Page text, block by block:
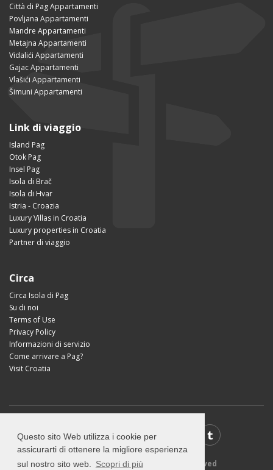
Questo sito Web utilizza i cookie per
assicurarti di ottenere la migliore esperienza
sul nostro sito web.
Scopri di più
Città di Pag Appartamenti
Povljana Appartamenti
Mandre Appartamenti
Metajna Appartamenti
Vidalići Appartamenti
Gajac Appartamenti
Vlašići Appartamenti
Šimuni Appartamenti
Link di viaggio
Island Pag
Otok Pag
Insel Pag
Isola di Brač
Isola di Hvar
Istria - Croazia
Luxury Villas in Croatia
Luxury properties in Croatia
Partner di viaggio
Circa
Circa Isola di Pag
Su di noi
Terms of Use
Privacy Policy
Informazioni di servizio
Come arrivare a Pag?
Visit Croatia
© 2026 Visit-Pag.com - All rights reserved